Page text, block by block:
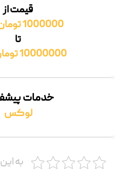
قیمت از
1000000 تومان تومان
10000000 تومان تومان
خدمات پیشفرض
لوکس
به این tour امتیاز دهید